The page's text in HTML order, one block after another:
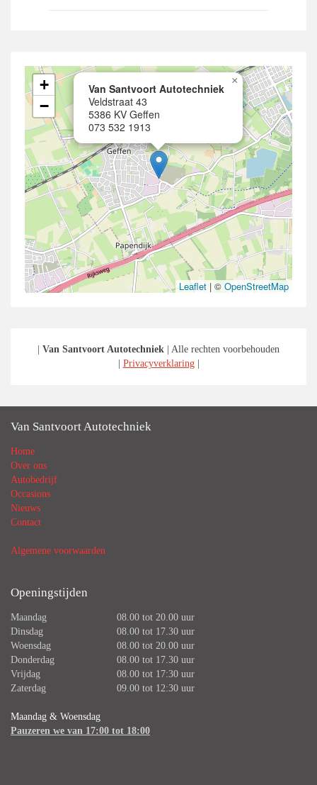
Van Santvoort Autotechniek
Veldstraat 43
5386 KV Geffen
073 532 1913
×
+
−
Leaflet | © OpenStreetMap
Van Santvoort Autotechniek | Alle rechten voorbehouden
Privacyverklaring|
Van Santvoort Autotechniek
Home
Over ons
Autobedrijf
Occasions
Nieuws
Contact
Algemene voorwaarden
Openingstijden
Maandag
08.00 tot 20.00 uur
Dinsdag
08.00 tot 17.30 uur
Woensdag
08.00 tot 20.00 uur
Donderdag
08.00 tot 17.30 uur
Vrijdag
08.00 tot 17:30 uur
Zaterdag
09.00 tot 12:30 uur
Maandag & Woensdag
Pauzeren we van 17:00 tot 18:00